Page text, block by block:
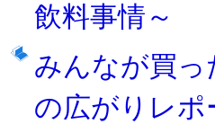
飲料事情～
みんなが買
の広がりレポ